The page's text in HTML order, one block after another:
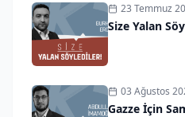
23 Temmuz
Size Yalan
03 Ağustos
Gazze İçin